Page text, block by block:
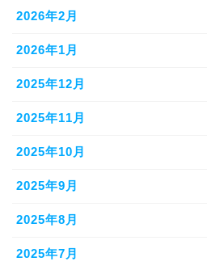
2026年2月
2026年1月
2025年12月
2025年11月
2025年10月
2025年9月
2025年8月
2025年7月